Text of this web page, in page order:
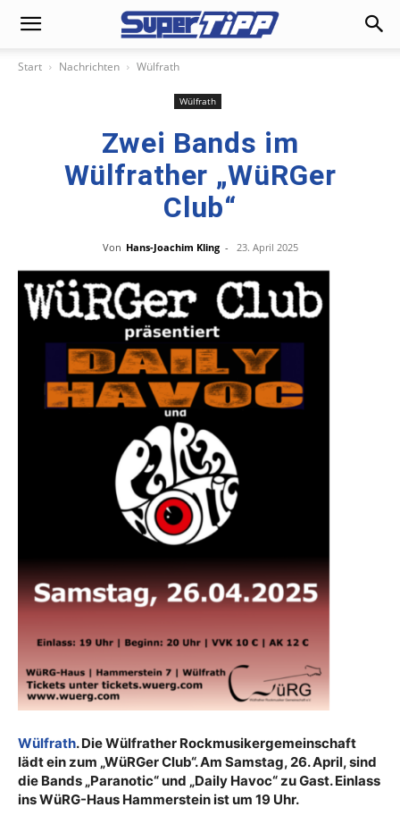
Start Nachrichten Wülfrath
Wülfrath
Zwei Bands im
Wülfrather „WüRGer
Club“
Von Hans-Joachim Kling - 23. April 2025
Wülfrath. Die Wülfrather Rockmusikergemeinschaft
lädt ein zum „WüRGer Club“. Am Samstag, 26. April, sind
die Bands „Paranotic“ und „Daily Havoc“ zu Gast. Einlass
ins WüRG-Haus Hammerstein ist um 19 Uhr.